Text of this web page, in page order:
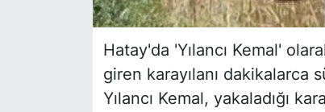
Hatay'da 'Yılancı Kemal'
giren karayılanı dakikalarca
Yılancı Kemal, yakaladığı